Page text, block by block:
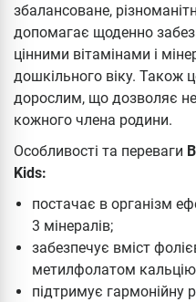
збалансоване,
допомагає щоденно
цінними вітамінами і
дошкільного віку. Також
дорослим, що дозволяє не
кожного члена родини.
Особливості та переваги
Kids:
постачає в організм
3 мінералів;
забезпечує вміст
метилфолатом
підтримує гармонійну